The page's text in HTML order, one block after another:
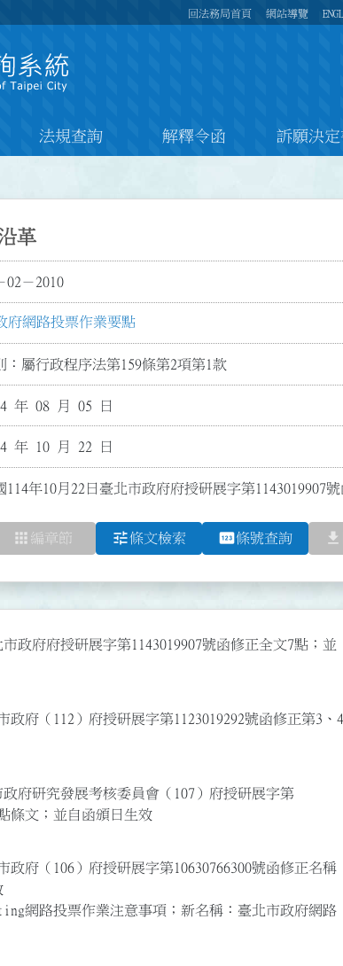
回法務局首頁 網站導覽
法規查詢 解釋令函 訴願決
革
02－2010
府網路投票作業要點
：屬行政程序法第159條第2項第1款
年 08 月 05 日
年 10 月 22 日
114年10月22日臺北市政府府授研展字第1143019907
apps 編章節 tune條文檢索 pin條號查詢 file_download
政府府授研展字第1143019907號函修正全文7點；並
政府（112）府授研展字第1123019292號函修正第3、4
府研究發展考核委員會（107）府授研展字第
條文；並自函頒日生效
政府（106）府授研展字第10630766300號函修正名稱
網路投票作業注意事項；新名稱：臺北市政府網路